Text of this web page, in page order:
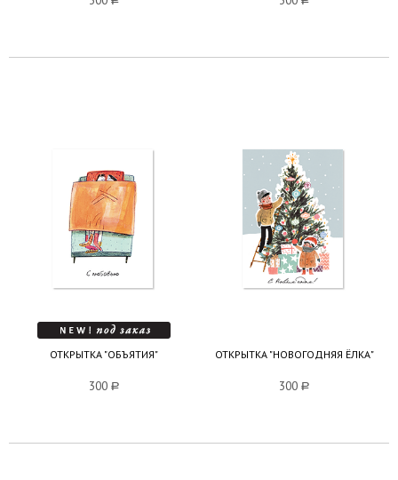
ОТКРЫТКА "ОБЪЯТИЯ"
300 a
ОТКРЫТКА "НОВОГОДНЯЯ ЁЛКА"
300 a